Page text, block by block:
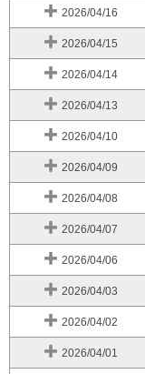
2026/04/16
2026/04/15
2026/04/14
2026/04/13
2026/04/10
2026/04/09
2026/04/08
2026/04/07
2026/04/06
2026/04/03
2026/04/02
2026/04/01